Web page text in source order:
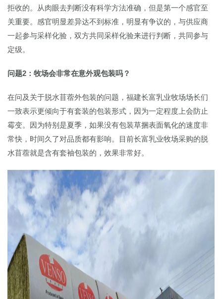
拒收的。从肉眼去判断没有科学方法准确，但是第一个感官至
关重要。感官明显差异达不到标准，明显有争议的，与供应商
一起参与采样化验，双方共同采样化验来进行判断，共同参与
定级。
问题2：牧场会非常在意外观包装吗？
在问及关于脱水苜蓿外包装的问题，福建长富乳业牧场场长们
一致表示更倾向于有套装的包装形式，因为一定程度上会防止
霉变。因为特别是夏季，如果没有包装草捆表面氧化的速度非
常快，时间久了对品质都有影响。目前长富乳业牧场采购的脱
水苜蓿就是含有套袖包装的，效果非常好。